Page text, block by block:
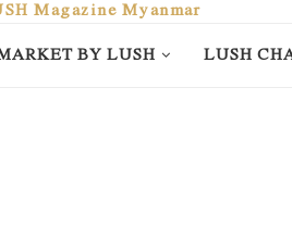
BY LUSH LUSH